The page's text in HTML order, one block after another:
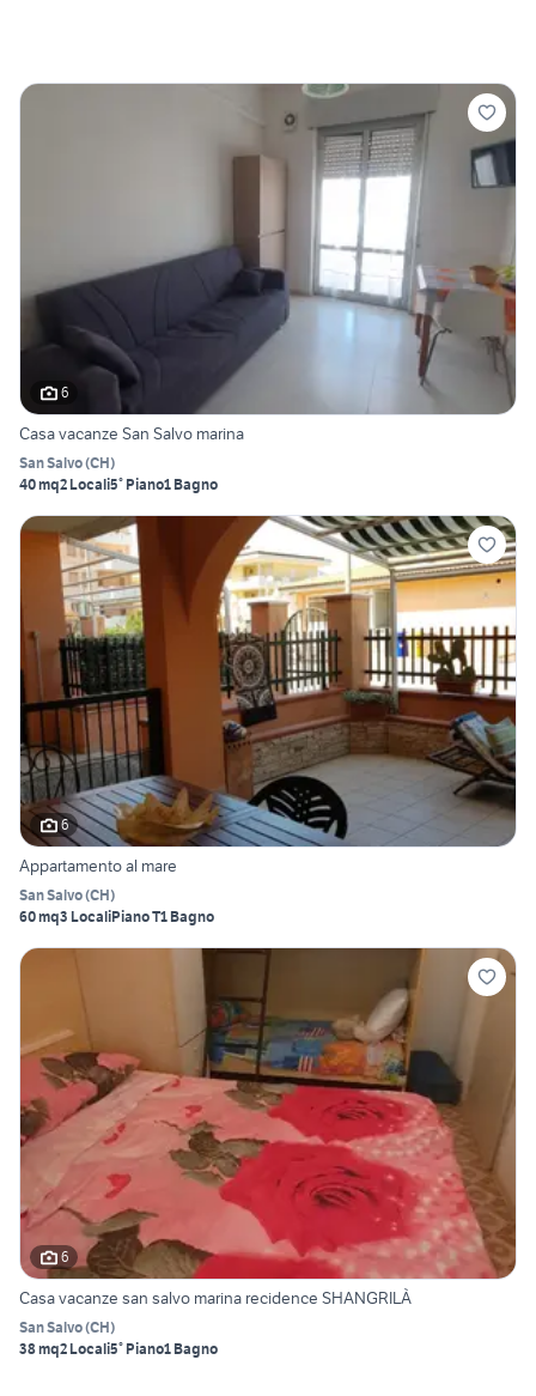
6
Casa vacanze San Salvo marina
San Salvo(CH)
40 mq2 Locali5° Piano1 Bagno
6
Appartamento al mare
San Salvo(CH)
60 mq3 LocaliPiano T1 Bagno
6
Casa vacanze san salvo marina recidence SHANGRILÀ
San Salvo(CH)
38 mq2 Locali5° Piano1 Bagno